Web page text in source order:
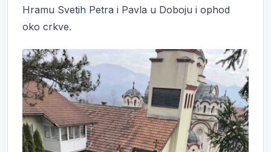
Hramu Svetih Petra i Pavla u Doboju i ophod
oko crkve.